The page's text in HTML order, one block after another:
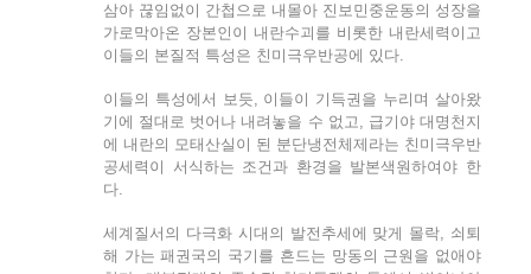
삼아 끊임없이 간첩으로 내몰아 진보민중운동의 성장을
가로막아온 장본인이 내란수괴를 비롯한 내란세력이고
이들의 본질적 특성은 친미극우반공에 있다.
이들의 특성에서 보듯, 이들이 기득권을 누리며 살아왔
기에 절대로 벗어나 내려놓을 수 없고, 급기야 대명천지
에 내란의 모태산실이 된 분단냉전체제라는 친미극우반
공세력이 서식하는 조건과 환경을 발본색원하여야 한
다.
세계질서의 다극화 시대의 발전추세에 맞게 몰락, 쇠퇴
해 가는 패권국의 국기를 흔드는 망동의 근원을 없애야